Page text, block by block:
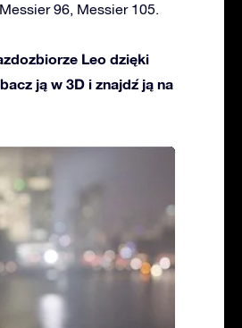
96, Messier 105.
Leo dzięki
ją w 3D i znajdź ją na